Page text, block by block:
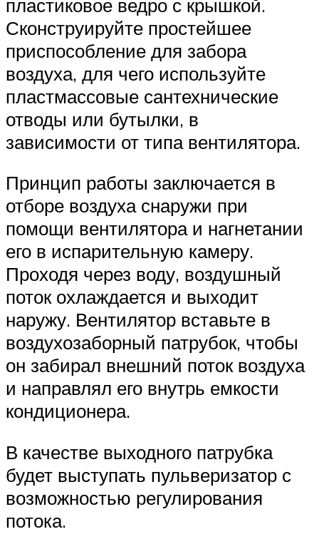
пластиковое ведро с крышкой.
Сконструируйте простейшее
приспособление для забора
воздуха, для чего используйте
пластмассовые сантехнические
отводы или бутылки, в
зависимости от типа вентилятора.
Принцип работы заключается в
отборе воздуха снаружи при
помощи вентилятора и нагнетании
его в испарительную камеру.
Проходя через воду, воздушный
поток охлаждается и выходит
наружу. Вентилятор вставьте в
воздухозаборный патрубок, чтобы
он забирал внешний поток воздуха
и направлял его внутрь емкости
кондиционера.
В качестве выходного патрубка
будет выступать пульверизатор с
возможностью регулирования
потока.